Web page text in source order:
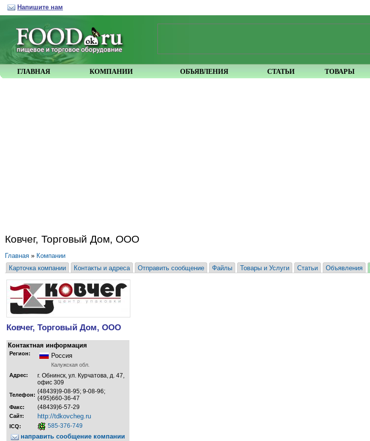
Ковчег, Торговый Дом, ООО
Главная » Компании
Карточка компании
Контакты и адреса Отправить сообщение Файлы Товары и Услуги Статьи Объявления
Ковчег, Торговый Дом, ООО
Контактная информация
Регион: Россия
Калужская обл.
Адрес:
г. Обнинск, ул. Курчатова, д. 47,
офис 309
Телефон: (48439)9-08-95; 9-08-96;
(495)660-36-47
Факс: (48439)6-57-29
Сайт: http://tdkovcheg.ru
ICQ: 585-376-749
направить сообщение компании
ГЛАВНАЯ КОМПАНИИ ОБЪЯВЛЕНИЯ СТАТЬИ ТОВАРЫ
Напишите нам